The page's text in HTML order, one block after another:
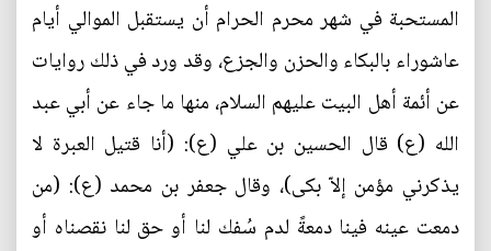
المستحبة في شهر محرم الحرام أن يستقبل الموالي أيام
عاشوراء بالبكاء والحزن والجزع، وقد ورد في ذلك روايات
عن أئمة أهل البيت عليهم السلام، منها ما جاء عن أبي عبد
الله (ع) قال الحسين بن علي (ع): (أنا قتيل العبرة لا
يذكرني مؤمن إلاّ بكى)، وقال جعفر بن محمد (ع): (من
دمعت عينه فينا دمعةً لدم سُفك لنا أو حق لنا نقصناه أو